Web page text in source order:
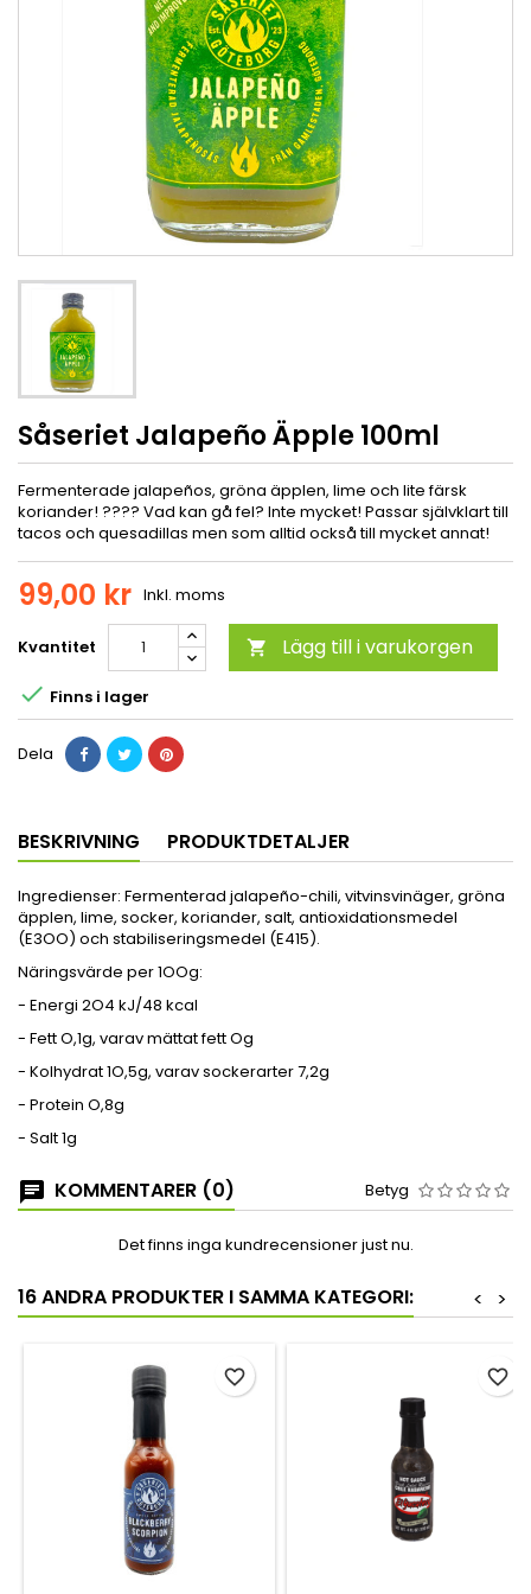
Såseriet Jalapeño Äpple 100ml
Fermenterade jalapeños, gröna äpplen, lime och lite färsk
koriander! ???? Vad kan gå fel? Inte mycket! Passar självklart till
tacos och quesadillas men som alltid också till mycket annat!
99,00 kr Inkl. moms
Kvantitet  Lägg till i varukorgen
 Finns i lager
Dela
BESKRIVNING PRODUKTDETALJER
Ingredienser: Fermenterad jalapeño-chili, vitvinsvinäger, gröna
äpplen, lime, socker, koriander, salt, antioxidationsmedel
(E3OO) och stabiliseringsmedel (E415).
Näringsvärde per 1OOg:
- Energi 2O4 kJ/48 kcal
- Fett O,1g, varav mättat fett Og
- Kolhydrat 1O,5g, varav sockerarter 7,2g
- Protein O,8g
- Salt 1g
KOMMENTARER (0) Betyg
Det finns inga kundrecensioner just nu.
16 ANDRA PRODUKTER I SAMMA KATEGORI: >
<
favorite_border favorite_border